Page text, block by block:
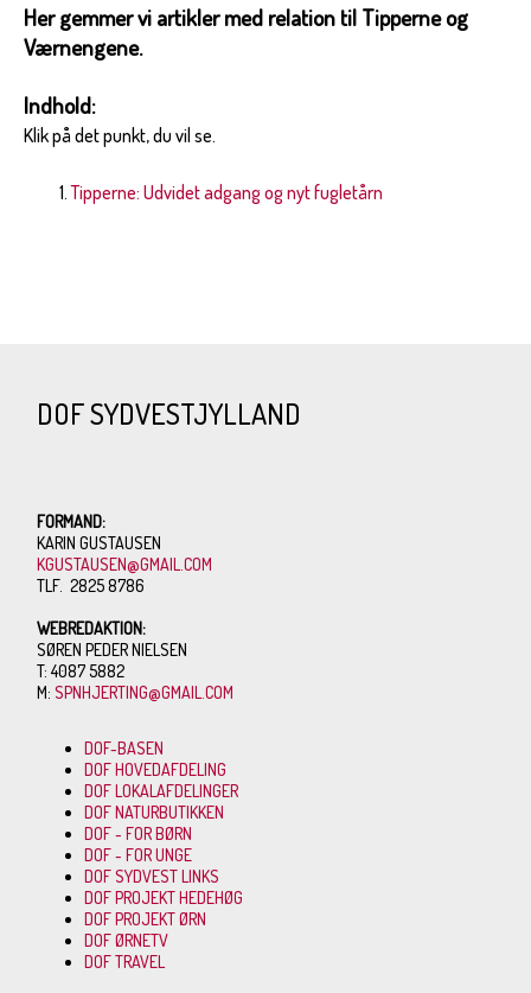
Her gemmer vi artikler med relation til Tipperne og
Værnengene.
Indhold:
Klik på det punkt, du vil se.
Tipperne: Udvidet adgang og nyt fugletårn
DOF SYDVESTJYLLAND
FORMAND:
KARIN GUSTAUSEN
KGUSTAUSEN@GMAIL.COM
TLF. 2825 8786
WEBREDAKTION:
SØREN PEDER NIELSEN
T: 4087 5882
M:SPNHJERTING@GMAIL.COM
DOF-BASEN
DOF HOVEDAFDELING
DOF LOKALAFDELINGER
DOF NATURBUTIKKEN
DOF - FOR BØRN
DOF - FOR UNGE
DOF SYDVEST LINKS
DOF PROJEKT HEDEHØG
DOF PROJEKT ØRN
DOF ØRNETV
DOF TRAVEL